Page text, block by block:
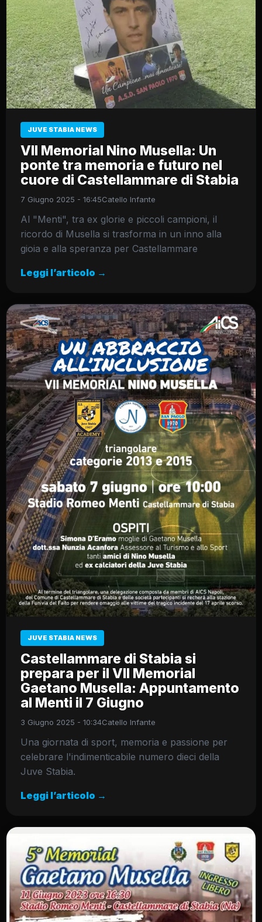
JUVE STABIA NEWS
VII Memorial Nino Musella: Un
ponte tra memoria e futuro nel
cuore di Castellammare di Stabia
7 Giugno 2025 - 16:45Catello Infante
Al "Menti", tra ex glorie e piccoli campioni, il
ricordo di Musella si trasforma in un inno alla
gioia e alla speranza per Castellammare
Leggi l’articolo →
JUVE STABIA NEWS
Castellammare di Stabia si
prepara per il VII Memorial
Gaetano Musella: Appuntamento
al Menti il 7 Giugno
3 Giugno 2025 - 10:34Catello Infante
Una giornata di sport, memoria e passione per
celebrare l'indimenticabile numero dieci della
Juve Stabia.
Leggi l’articolo →